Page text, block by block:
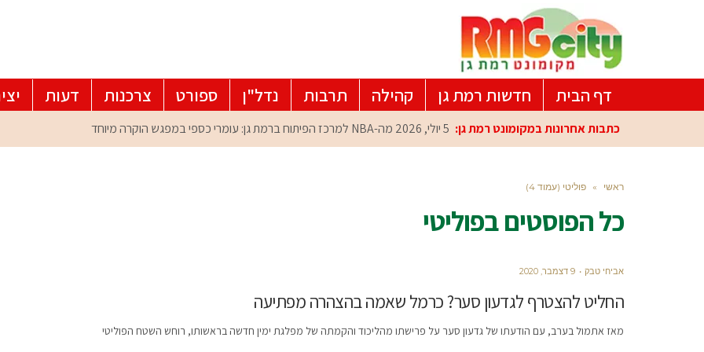
דף הבית חדשות רמת גן קהילה תרבות נדל"ן ספורט צרכנות דעות
כתבות אחרונות במקומונט רמת גן: 5 יולי, 2026 מה-NBA למרכז הפיתוח ברמת גן: עומרי כספי במפגש הוקרה מיוחד
ראשי » פוליטי (עמוד 4)
כל הפוסטים בפוליטי
אביחי טבק 9 דצמבר, 2020
החליט להצטרף לגדעון סער? כרמל שאמה בהצהרה מפתיעה
מאז אתמול בערב, עם הודעתו של גדעון סער על פרישתו מהליכוד והקמתה של מפלגת ימין חדשה בראשותו, רוחש השטח הפוליטי